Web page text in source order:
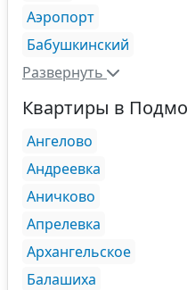
Аэропорт
Бабушкинский
Развернуть
Квартиры в
Ангелово
Андреевка
Аничково
Апрелевка
Архангельское
Балашиха